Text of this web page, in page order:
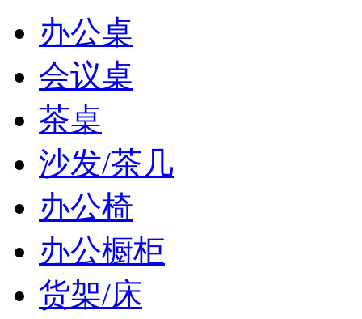
办公桌
会议桌
茶桌
沙发/茶几
办公椅
办公橱柜
货架/床